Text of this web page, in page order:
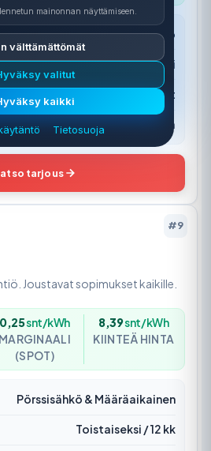
Pörssisähkö
Toistaiseksi
edullisimmat marginaalit
Ei sitoutumisaikaa
tarjous
#9
Joustavat sopimukset kaikille.
0,25snt/kWh
MARGINAALI
(SPOT)
8,39snt/kWh
KIINTEÄ HINTA
Pörssisähkö & Määräaikainen
Toistaiseksi / 12 kk
mainonnan näyttämiseen.
välttämättömät
valitut
kaikki
Tietosuoja